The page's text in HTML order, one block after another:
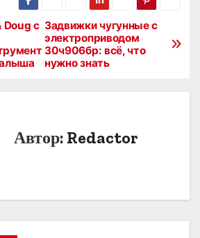
Задвижки чугунные с
электроприводом
30ч906бр: всё, что
нужно знать
Doug с
Автор: Redactor